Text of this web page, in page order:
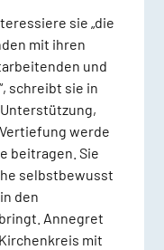
sie „die
mit ihren
und
schreibt sie in
werde
beitragen. Sie
selbstbewusst
den
Annegret
mit